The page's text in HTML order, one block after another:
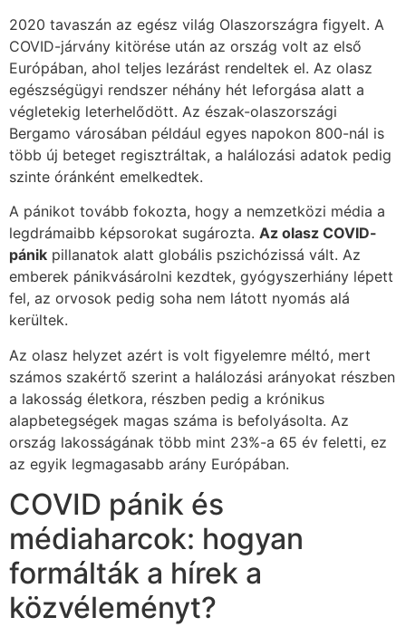
2020 tavaszán az egész világ Olaszországra figyelt. A
COVID-járvány kitörése után az ország volt az első
Európában, ahol teljes lezárást rendeltek el. Az olasz
egészségügyi rendszer néhány hét leforgása alatt a
végletekig leterhelődött. Az észak-olaszországi
Bergamo városában például egyes napokon 800-nál is
több új beteget regisztráltak, a halálozási adatok pedig
szinte óránként emelkedtek.
A pánikot tovább fokozta, hogy a nemzetközi média a
legdrámaibb képsorokat sugározta. Az olasz COVID-
pánik pillanatok alatt globális pszichózissá vált. Az
emberek pánikvásárolni kezdtek, gyógyszerhiány lépett
fel, az orvosok pedig soha nem látott nyomás alá
kerültek.
Az olasz helyzet azért is volt figyelemre méltó, mert
számos szakértő szerint a halálozási arányokat részben
a lakosság életkora, részben pedig a krónikus
alapbetegségek magas száma is befolyásolta. Az
ország lakosságának több mint 23%-a 65 év feletti, ez
az egyik legmagasabb arány Európában.
COVID pánik és
médiaharcok: hogyan
formálták a hírek a
közvéleményt?